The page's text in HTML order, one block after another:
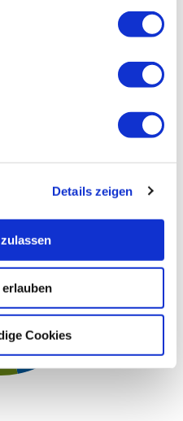
Details zeigen
Cookies